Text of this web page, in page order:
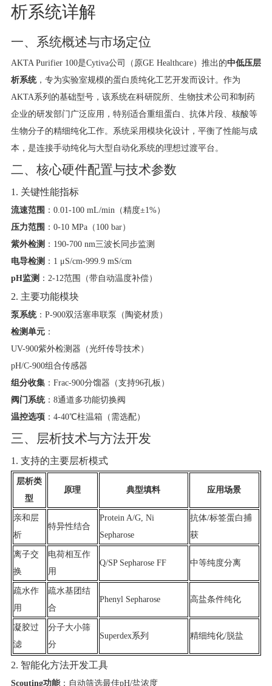
析系统详解
一、系统概述与市场定位
AKTA Purifier 100是Cytiva公司（原GE Healthcare）推出的中低压层
析系统，专为实验室规模的蛋白质纯化工艺开发而设计。作为
AKTA系列的基础型号，该系统在科研院所、生物技术公司和制药
企业的研发部门广泛应用，特别适合重组蛋白、抗体片段、核酸等
生物分子的精细纯化工作。系统采用模块化设计，平衡了性能与成
本，是连接手动纯化与大型自动化系统的理想过渡平台。
二、核心硬件配置与技术参数
1. 关键性能指标
流速范围 ​：0.01-100 mL/min（精度±1%）
压力范围 ​：0-10 MPa（100 bar）
紫外检测 ​：190-700 nm三波长同步监测
电导检测 ​：1 μS/cm-999.9 mS/cm
pH监测 ​：2-12范围（带自动温度补偿）
2. 主要功能模块
泵系统​：P-900双活塞串联泵（陶瓷材质）
检测单元​：
UV-900紫外检测器（光纤传导技术）
pH/C-900组合传感器
组分收集​：Frac-900分馏器（支持96孔板）
阀门系统​：8通道多功能切换阀
温控选项​：4-40℃柱温箱（需选配）
三、层析技术与方法开发
1. 支持的主要层析模式
层析类
型
原理 典型填料 应用场景
亲和层
析
特异性结合
Protein A/G, Ni
Sepharose
抗体/标签蛋白捕
获
离子交
换
电荷相互作
用
Q/SP Sepharose FF 中等纯度分离
疏水作
用
疏水基团结
合
Phenyl Sepharose 高盐条件纯化
凝胶过
滤
分子大小筛
分
Superdex系列 精细纯化/脱盐
2. 智能化方法开发工具
Scouting功能​：自动筛选最佳pH/盐浓度